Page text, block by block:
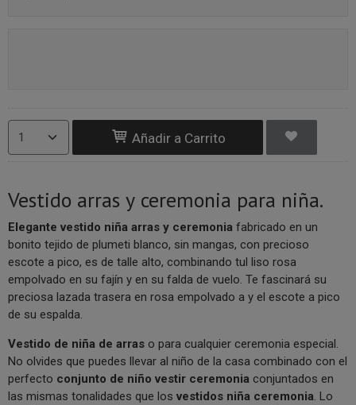
Añadir a Carrito
Vestido arras y ceremonia para niña.
Elegante vestido niña arras y ceremonia fabricado en un
bonito tejido de plumeti blanco, sin mangas, con precioso
escote a pico, es de talle alto, combinando tul liso rosa
empolvado en su fajín y en su falda de vuelo. Te fascinará su
preciosa lazada trasera en rosa empolvado a y el escote a pico
de su espalda.
Vestido de niña de arras o para cualquier ceremonia especial.
No olvides que puedes llevar al niño de la casa combinado con el
perfecto conjunto de niño vestir ceremonia conjuntados en
las mismas tonalidades que los vestidos niña ceremonia . Lo